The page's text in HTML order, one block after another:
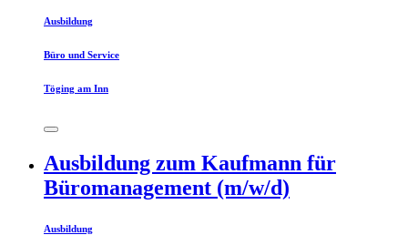
Ausbildung
Büro und Service
Töging am Inn
Ausbildung zum Kaufmann für
Büromanagement (m/w/d)
Ausbildung